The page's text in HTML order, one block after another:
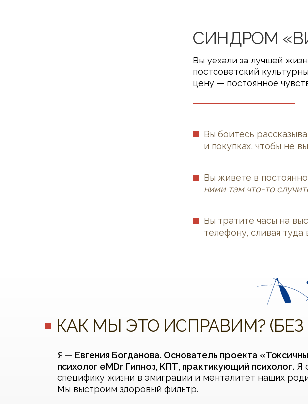
Вы уехали за лучшей
постсоветский
цену — постоянное
СИНДРОМ
Вы боитесь
и покупках, чтобы не
Вы живете в
ними там что-то
Вы тратите часы на
телефону, сливая
Я — Евгения Богданова. Основатель проекта
психолог eMDr, Гипноз, КПТ, практикующий психолог. Я
специфику жизни в эмиграции и менталитет наших
Мы выстроим здоровый фильтр.
КАК МЫ ЭТО ИСПРАВИМ?